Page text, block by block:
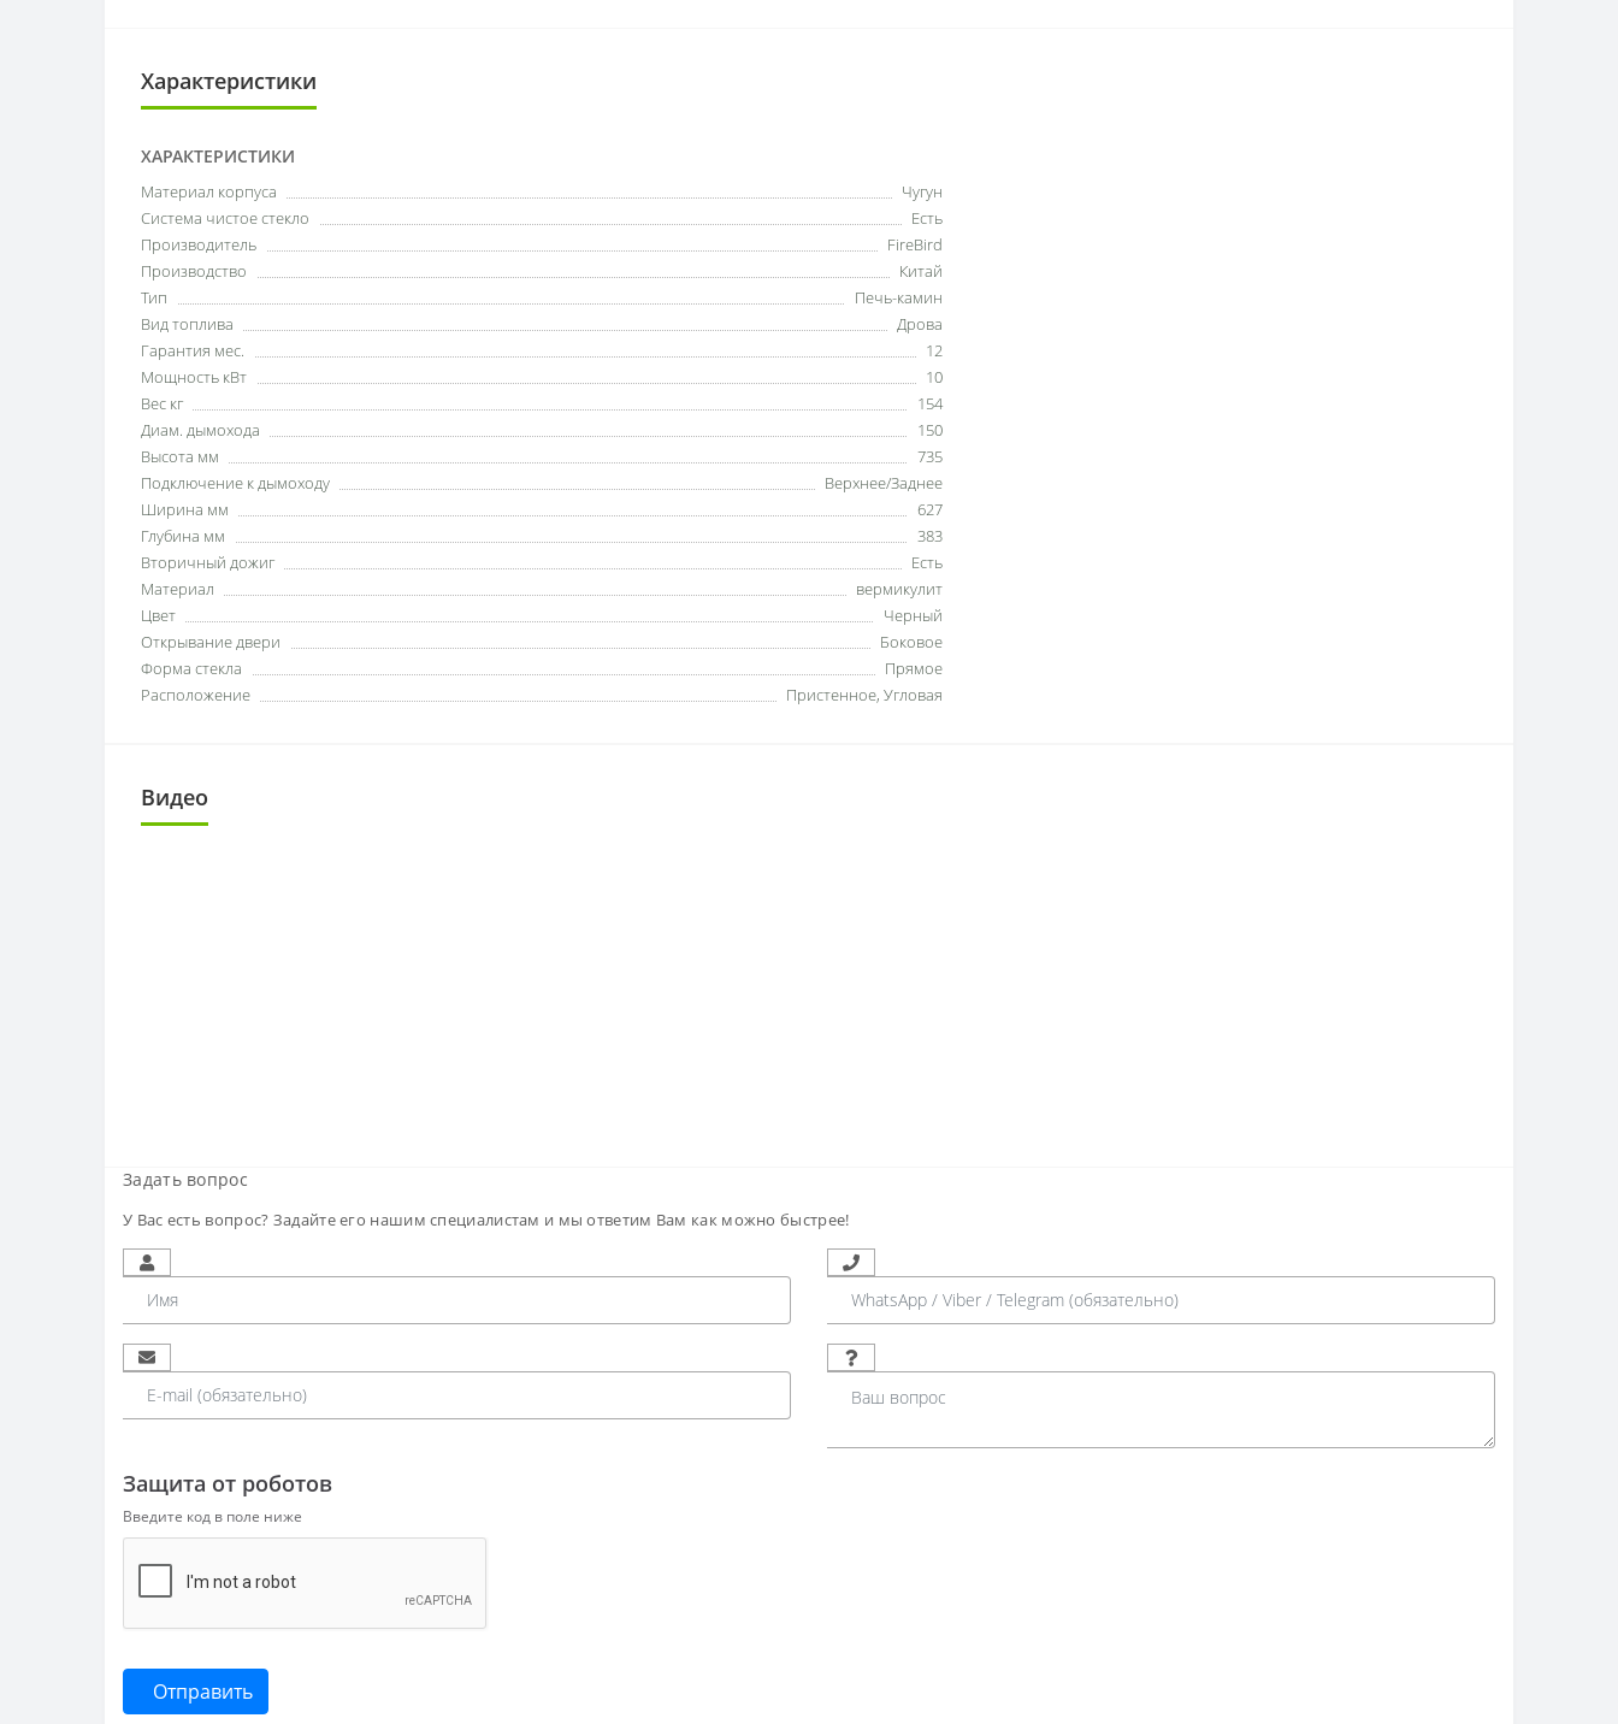
Характеристики
ХАРАКТЕРИСТИКИ
Материал корпуса
Чугун
Система чистое стекло
Есть
Производитель
FireBird
Производство
Китай
Тип
Печь-камин
Вид топлива
Дрова
Гарантия мес.
12
Мощность кВт
10
Вес кг
154
Диам. дымохода
150
Высота мм
735
Подключение к дымоходу
Верхнее/Заднее
Ширина мм
627
Глубина мм
383
Вторичный дожиг
Есть
Материал
вермикулит
Цвет
Черный
Открывание двери
Боковое
Форма стекла
Прямое
Расположение
Пристенное, Угловая
Видео
Задать вопрос
У Вас есть вопрос? Задайте его нашим специалистам и мы ответим Вам как можно быстрее!
Защита от роботов
Введите код в поле ниже
Отправить